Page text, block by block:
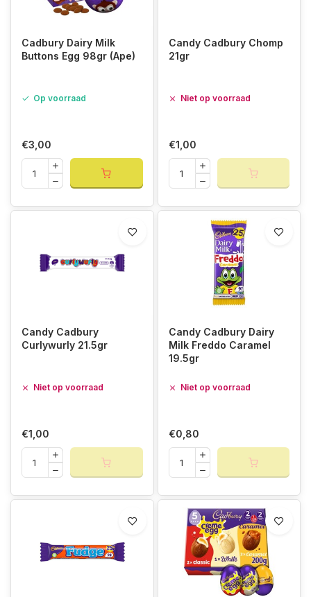
Cadbury Dairy Milk
Buttons Egg 98gr (Ape)
Op voorraad
€3,00
Candy Cadbury Chomp
21gr
Niet op voorraad
€1,00
Candy Cadbury
Curlywurly 21.5gr
Niet op voorraad
€1,00
Candy Cadbury Dairy
Milk Freddo Caramel
19.5gr
Niet op voorraad
€0,80